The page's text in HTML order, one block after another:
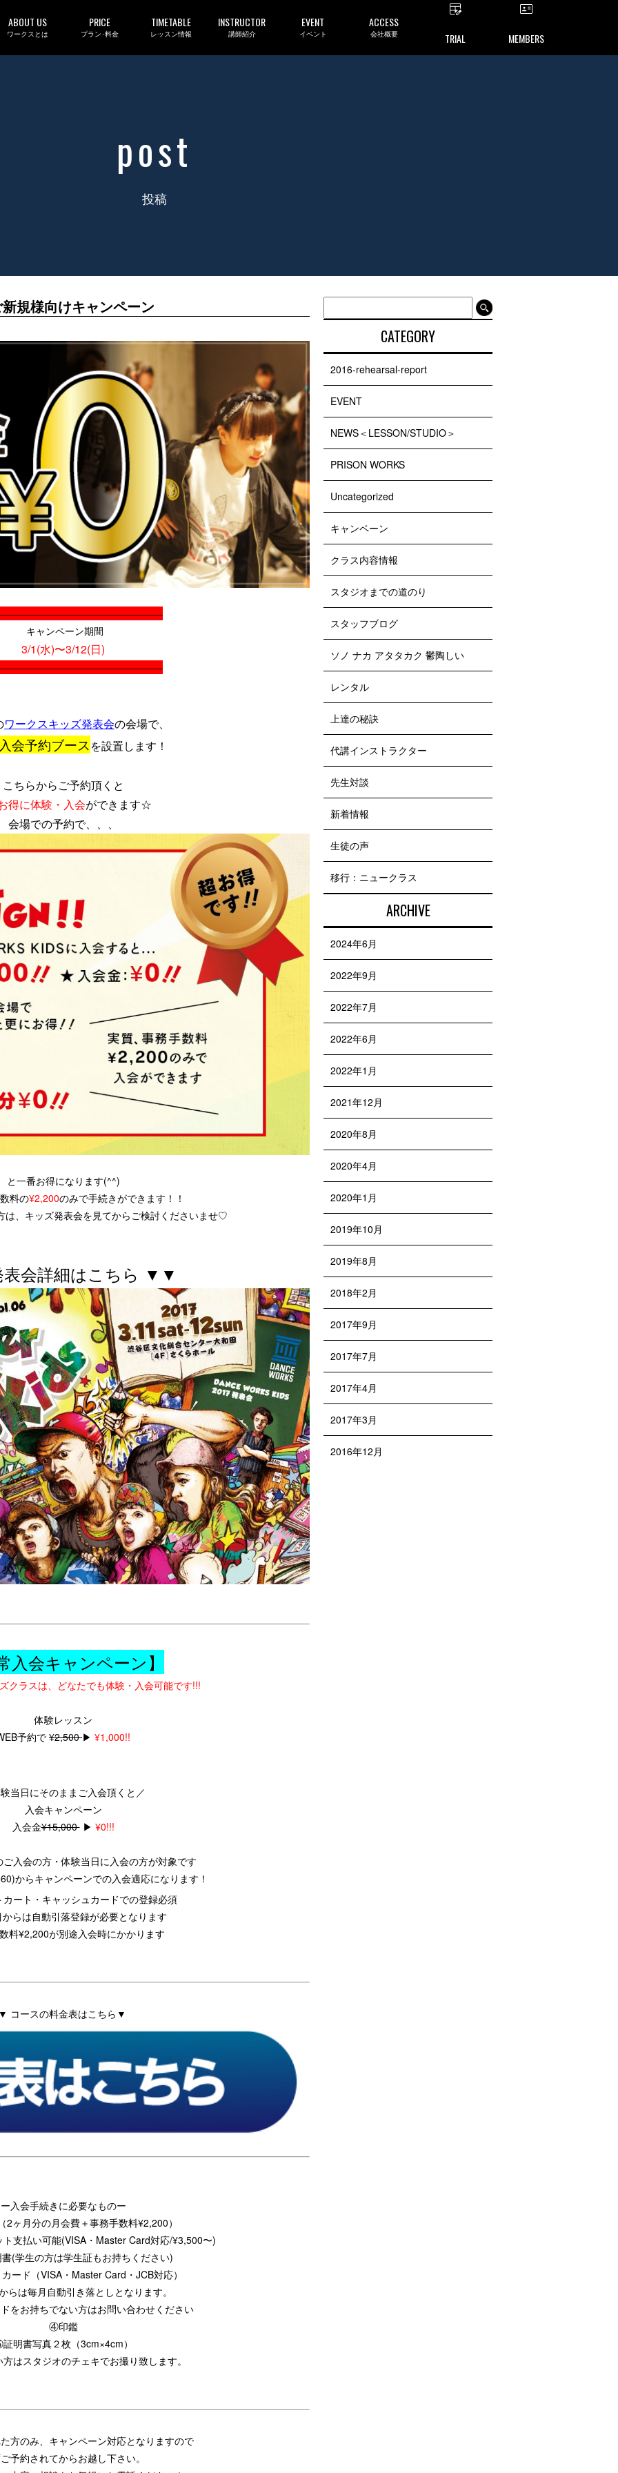
ABOUT US
ワークスとは
PRICE
プラン･料金
TIMETABLE
レッスン情報
INSTRUCTOR
講師紹介
EVENT
イベント
ACCESS
会社概要 TRIAL MEMBERS
post
投稿
規様向けキャンペーン
キャンペーン期間
3/1(水)〜3/12(日)
ワークスキッズ発表会の会場で、
会予約ブース を設置します！
こちらからご予約頂くと
得に体験・入会ができます☆
会場での予約で、、、
と一番お得になります(^^)
料の¥2,200のみで手続きができます！！
は、キッズ発表会を見てからご検討くださいませ♡
会詳細はこちら ▼▼
入会キャンペーン】
クラスは、どなたでも体験・入会可能です!!!
体験レッスン
予約で ¥2,500 ▶︎ ¥1,000!!
当日にそのままご入会頂くと／
入会キャ ンペーン
入会金¥15,000▶︎ ¥0!!!
入会の方・体験当日に入会の方が対象です
からキャンペーンでの入会適応になります！
ート・キャッシュカードでの登録必須
らは自動引落登録が必要となります
料¥2,200が別途入会時にかかります
コースの料金表はこちら▼
ー入会手続きに必要なものー
ヶ月分の月会費＋事務手数料¥2,200）
支払い可能(VISA・Master Card対応/¥3,500〜)
(学生の方は学生証もお持ちください)
ード（VISA・Master Card・JCB対応）
らは毎月自動引き落としとなります。
をお持ちでない方はお問い合わせください
④印鑑
明書写真２枚（3cm×4cm）
はスタジオのチェキでお撮り致します。
方のみ、キャンペーン対応となりますので
予約されてからお越し下さい。
CATEGORY
2016-rehearsal-report
EVENT
NEWS＜LESSON/STUDIO＞
PRISON WORKS
Uncategorized
キャンペーン
クラス内容情報
スタジオまでの道のり
スタッフブログ
ソノ ナカ アタタカク 鬱陶しい
レンタル
上達の秘訣
代講インストラクター
先生対談
新着情報
生徒の声
移行：ニュークラス
ARCHIVE
2024年6月
2022年9月
2022年7月
2022年6月
2022年1月
2021年12月
2020年8月
2020年4月
2020年1月
2019年10月
2019年8月
2018年2月
2017年9月
2017年7月
2017年4月
2017年3月
2016年12月